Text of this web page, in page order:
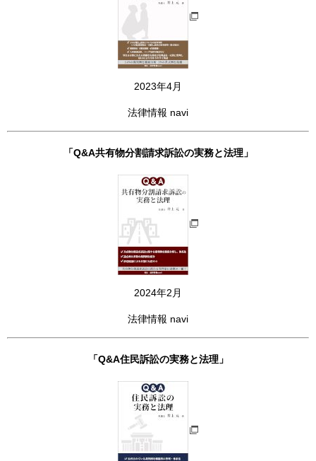
2023年4月
法律情報 navi
「Q&A共有物分割請求訴訟の実務と法理」
2024年2月
法律情報 navi
「Q&A住民訴訟の実務と法理」